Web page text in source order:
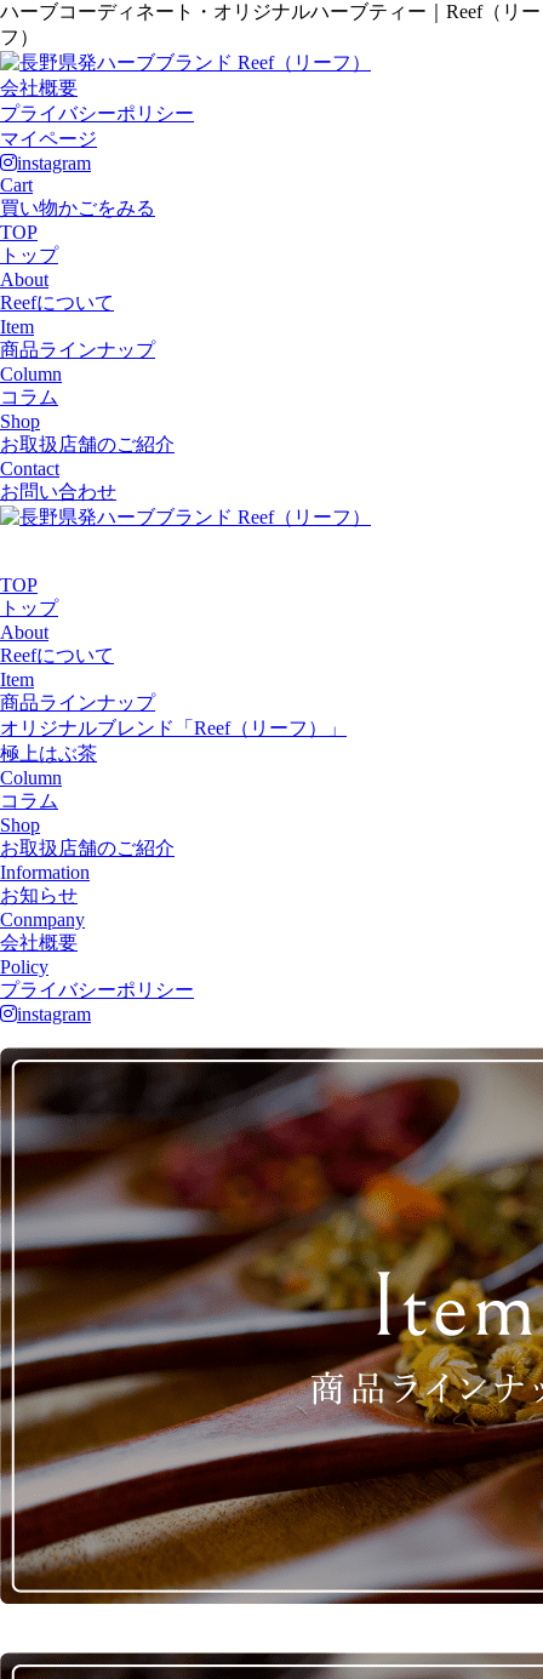
ハーブコーディネート・オリジナルハーブティー｜Reef（リー
フ）
会社概要
プライバシーポリシー
マイページ
instagram
Cart
買い物かごをみる
TOP
トップ
About
Reefについて
Item
商品ラインナップ
Column
コラム
Shop
お取扱店舗のご紹介
Contact
お問い合わせ
TOP
トップ
About
Reefについて
Item
商品ラインナップ
オリジナルブレンド「Reef（リーフ）」
極上はぶ茶
Column
コラム
Shop
お取扱店舗のご紹介
Information
お知らせ
Conmpany
会社概要
Policy
プライバシーポリシー
instagram